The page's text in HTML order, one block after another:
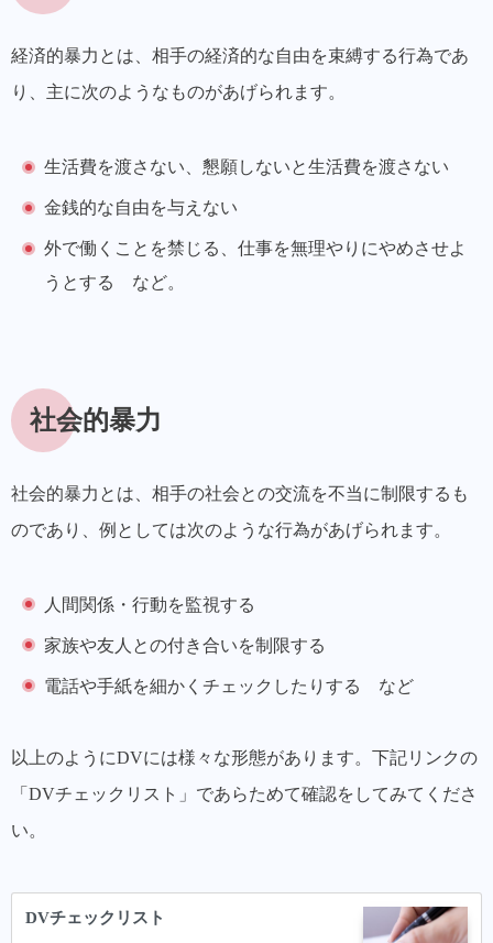
経済的暴力とは、相手の経済的な自由を束縛する行為であ
り、主に次のようなものがあげられます。
生活費を渡さない、懇願しないと生活費を渡さない
金銭的な自由を与えない
外で働くことを禁じる、仕事を無理やりにやめさせよ
うとする など。
社会的暴力
社会的暴力とは、相手の社会との交流を不当に制限するも
のであり、例としては次のような行為があげられます。
人間関係・行動を監視する
家族や友人との付き合いを制限する
電話や手紙を細かくチェックしたりする など
以上のようにDVには様々な形態があります。下記リンクの
「DVチェックリスト」であらためて確認をしてみてくださ
い。
DVチェックリスト